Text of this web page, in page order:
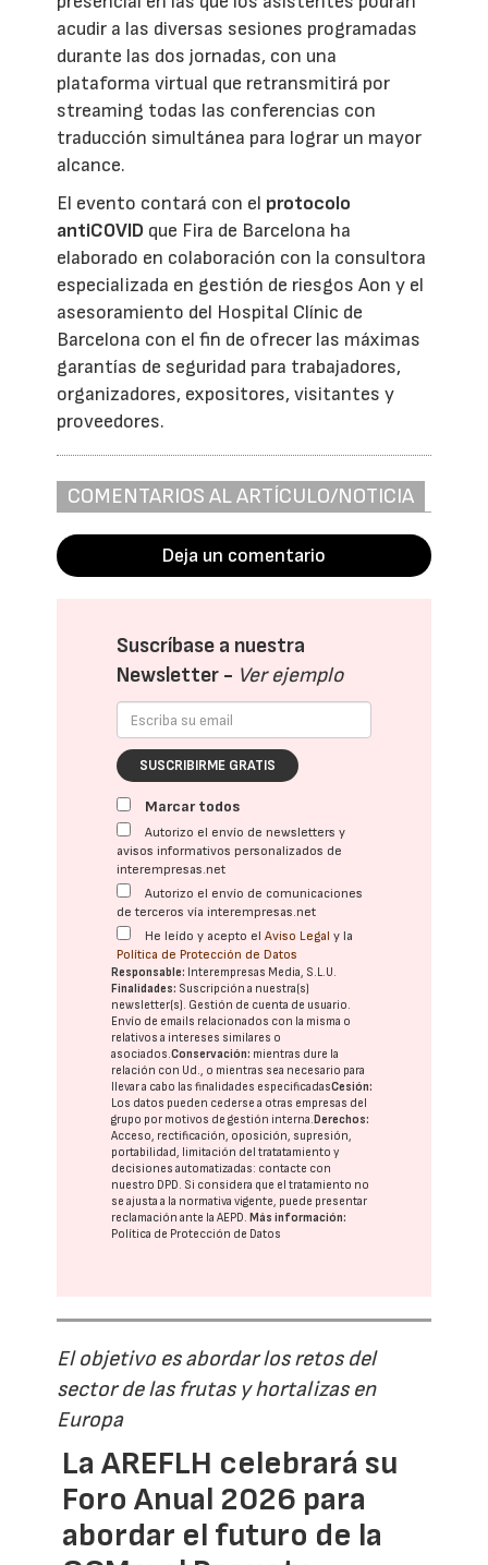
acudir a las diversas sesiones programadas
durante las dos jornadas, con una
plataforma virtual que retransmitirá por
streaming todas las conferencias con
traducción simultánea para lograr un mayor
alcance.
El evento contará con el protocolo
antiCOVID que Fira de Barcelona ha
elaborado en colaboración con la consultora
especializada en gestión de riesgos Aon y el
asesoramiento del Hospital Clínic de
Barcelona con el fin de ofrecer las máximas
garantías de seguridad para trabajadores,
organizadores, expositores, visitantes y
proveedores.
COMENTARIOS AL ARTÍCULO/NOTICIA
Deja un comentario
Suscríbase a nuestra
Newsletter - Ver ejemplo
SUSCRIBIRME GRATIS
Marcar todos
Autorizo el envío de newsletters y
avisos informativos personalizados de
interempresas.net
Autorizo el envío de comunicaciones
de terceros vía interempresas.net
He leído y acepto elAviso Legal y la
Política de Protección de Datos
Responsable: Interempresas Media, S.L.U.
Finalidades: Suscripción a nuestra(s)
newsletter(s). Gestión de cuenta de usuario.
Envío de emails relacionados con la misma o
relativos a intereses similares o
asociados.Conservación: mientras dure la
relación con Ud., o mientras sea necesario para
llevar a cabo las finalidades especificadasCesión:
Los datos pueden cederse a otras empresas del
grupo por motivos de gestión interna. Derechos:
Acceso, rectificación, oposición, supresión,
portabilidad, limitación del tratatamiento y
decisiones automatizadas: contacte con
nuestro DPD. Si considera que el tratamiento no
se ajusta a la normativa vigente, puede presentar
reclamación ante laAEPD. Más información:
Política de Protección de Datos
El objetivo es abordar los retos del
sector de las frutas y hortalizas en
Europa
La AREFLH celebrará su
Foro Anual 2026 para
abordar el futuro de la